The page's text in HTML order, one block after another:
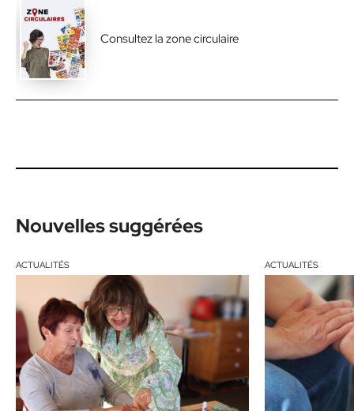
Consultez la zone circulaire
Nouvelles suggérées
ACTUALITÉS ACTUALITÉS